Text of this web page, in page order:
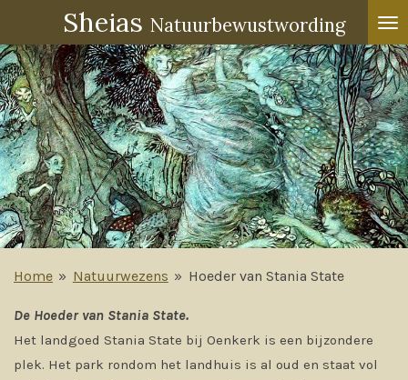
direct
naar
de
hoofdinhoud
Sheias Natuurbewustwording
Home » Natuurwezens » Hoeder van Stania State
De Hoeder van Stania State.
Het landgoed Stania State bij Oenkerk is een bijzondere
plek. Het park rondom het landhuis is al oud en staat vol